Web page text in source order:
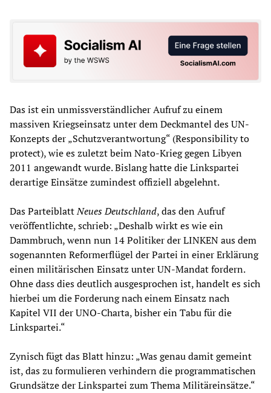
Das ist ein unmissverständlicher Aufruf zu einem
massiven Kriegseinsatz unter dem Deckmantel des UN-
Konzepts der „Schutzverantwortung“ (Responsibility to
protect), wie es zuletzt beim Nato-Krieg gegen Libyen
2011 angewandt wurde. Bislang hatte die Linkspartei
derartige Einsätze zumindest offiziell abgelehnt.
Das ParteiblattNeues Deutschland, das den Aufruf
veröffentlichte, schrieb: „Deshalb wirkt es wie ein
Dammbruch, wenn nun 14 Politiker der LINKEN aus dem
sogenannten Reformerflügel der Partei in einer Erklärung
einen militärischen Einsatz unter UN-Mandat fordern.
Ohne dass dies deutlich ausgesprochen ist, handelt es sich
hierbei um die Forderung nach einem Einsatz nach
Kapitel VII der UNO-Charta, bisher ein Tabu für die
Linkspartei.“
Zynisch fügt das Blatt hinzu: „Was genau damit gemeint
ist, das zu formulieren verhindern die programmatischen
Grundsätze der Linkspartei zum Thema Militäreinsätze.“